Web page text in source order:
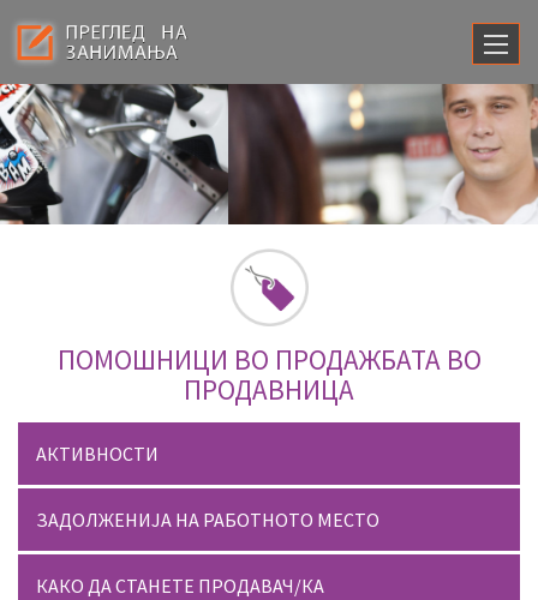
ПОМОШНИЦИ ВО ПРОДАЖБАТА ВО
ПРОДАВНИЦА
АКТИВНОСТИ
ЗАДОЛЖЕНИЈА НА РАБОТНОТО МЕСТО
КАКО ДА СТАНЕТЕ ПРОДАВАЧ/КА